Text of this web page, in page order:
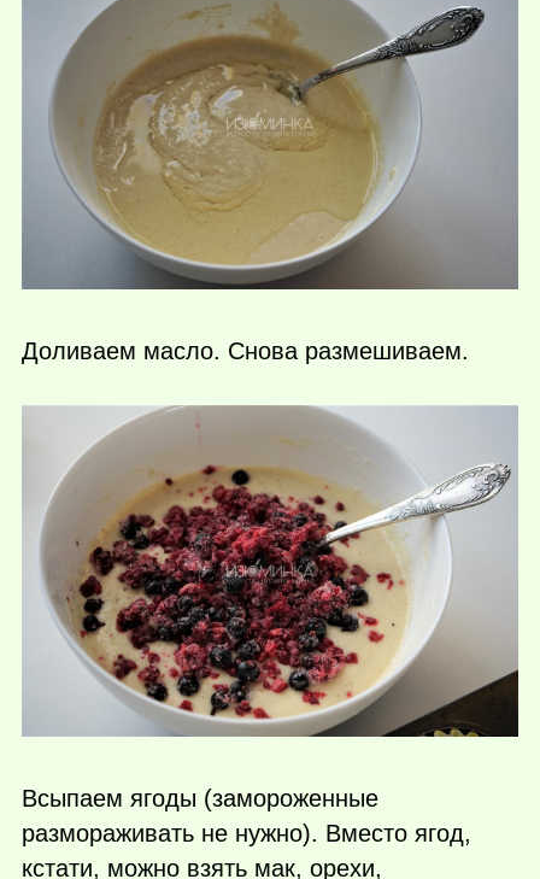
Доливаем масло. Снова размешиваем.
Всыпаем ягоды (замороженные
размораживать не нужно). Вместо ягод,
кстати, можно взять мак, орехи,